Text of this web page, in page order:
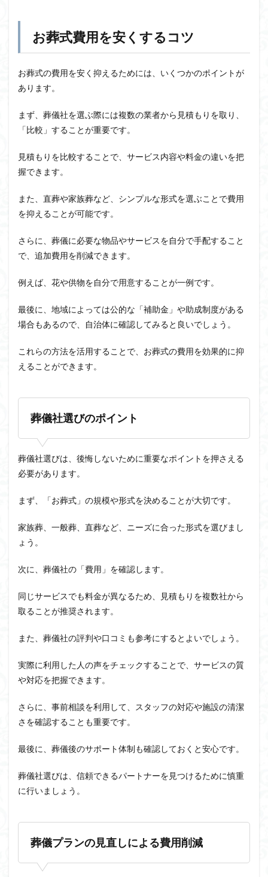
お葬式費用を安くするコツ
お葬式の費用を安く抑えるためには、いくつかのポイントが
あります。
まず、葬儀社を選ぶ際には複数の業者から見積もりを取り、
「比較」することが重要です。
見積もりを比較することで、サービス内容や料金の違いを把
握できます。
また、直葬や家族葬など、シンプルな形式を選ぶことで費用
を抑えることが可能です。
さらに、葬儀に必要な物品やサービスを自分で手配すること
で、追加費用を削減できます。
例えば、花や供物を自分で用意することが一例です。
最後に、地域によっては公的な「補助金」や助成制度がある
場合もあるので、自治体に確認してみると良いでしょう。
これらの方法を活用することで、お葬式の費用を効果的に抑
えることができます。
葬儀社選びのポイント
葬儀社選びは、後悔しないために重要なポイントを押さえる
必要があります。
まず、「お葬式」の規模や形式を決めることが大切です。
家族葬、一般葬、直葬など、ニーズに合った形式を選びまし
ょう。
次に、葬儀社の「費用」を確認します。
同じサービスでも料金が異なるため、見積もりを複数社から
取ることが推奨されます。
また、葬儀社の評判や口コミも参考にするとよいでしょう。
実際に利用した人の声をチェックすることで、サービスの質
や対応を把握できます。
さらに、事前相談を利用して、スタッフの対応や施設の清潔
さを確認することも重要です。
最後に、葬儀後のサポート体制も確認しておくと安心です。
葬儀社選びは、信頼できるパートナーを見つけるために慎重
に行いましょう。
葬儀プランの見直しによる費用削減